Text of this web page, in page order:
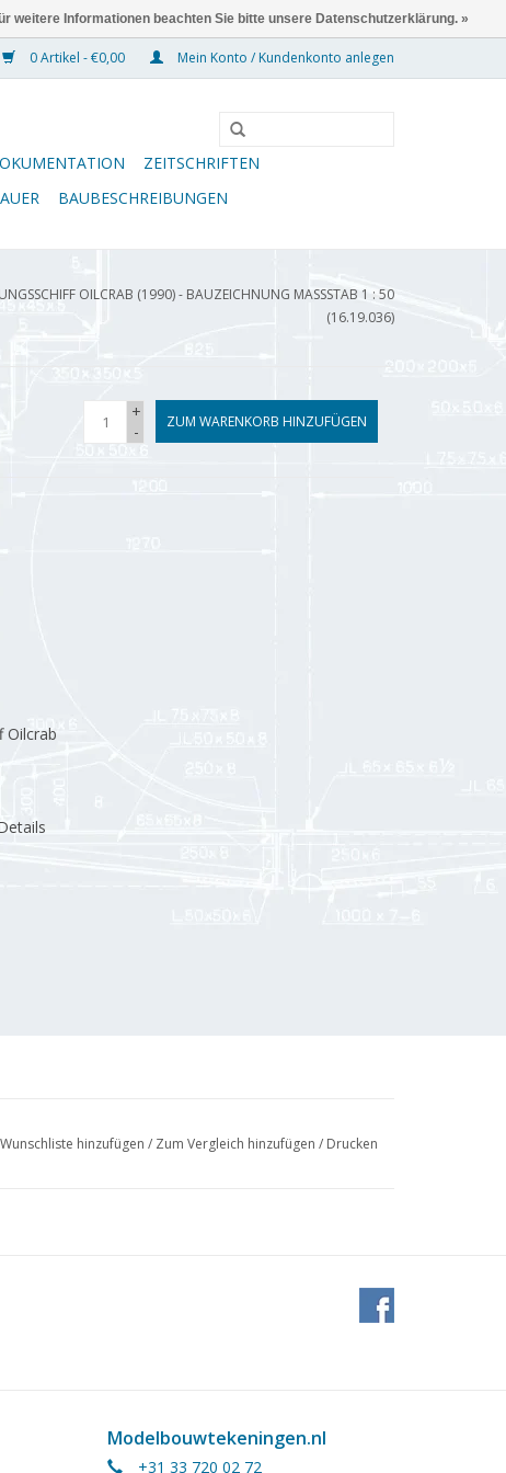
0 Artikel - €0,00 Mein Konto / Kundenkonto anlegen
ZEITSCHRIFTEN
BAUBESCHREIBUNGEN
OILCRAB (1990) - BAUZEICHNUNG MASSSTAB 1 : 50 (
16.19.036)
+
-
ZUM WARENKORB HINZUFÜGEN
Oilcrab
hinzufügen / Zum Vergleich hinzufügen / Drucken
Modelbouwtekeningen.nl
+31 33 720 02 72
weitere Informationen beachten Sie bitte unsere Datenschutzerklärung. »